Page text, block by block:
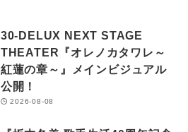
30-DELUX NEXT STAGE
THEATER『オレノカタワレ～
紅蓮の章～』メインビジュアル
公開！
2026-08-08